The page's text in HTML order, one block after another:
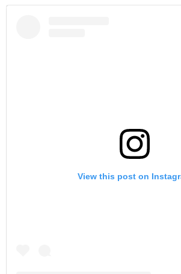
View this post on